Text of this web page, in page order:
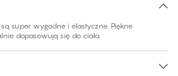
super wygodne i elastyczne. Piękne
dopasowują się do ciała.